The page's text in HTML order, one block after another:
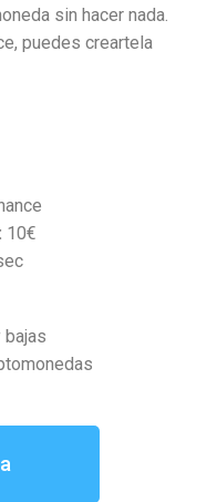
sin hacer nada.
puedes creartela
10€